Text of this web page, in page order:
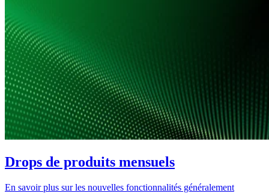
Drops de produits mensuels
En savoir plus sur les nouvelles fonctionnalités généralement